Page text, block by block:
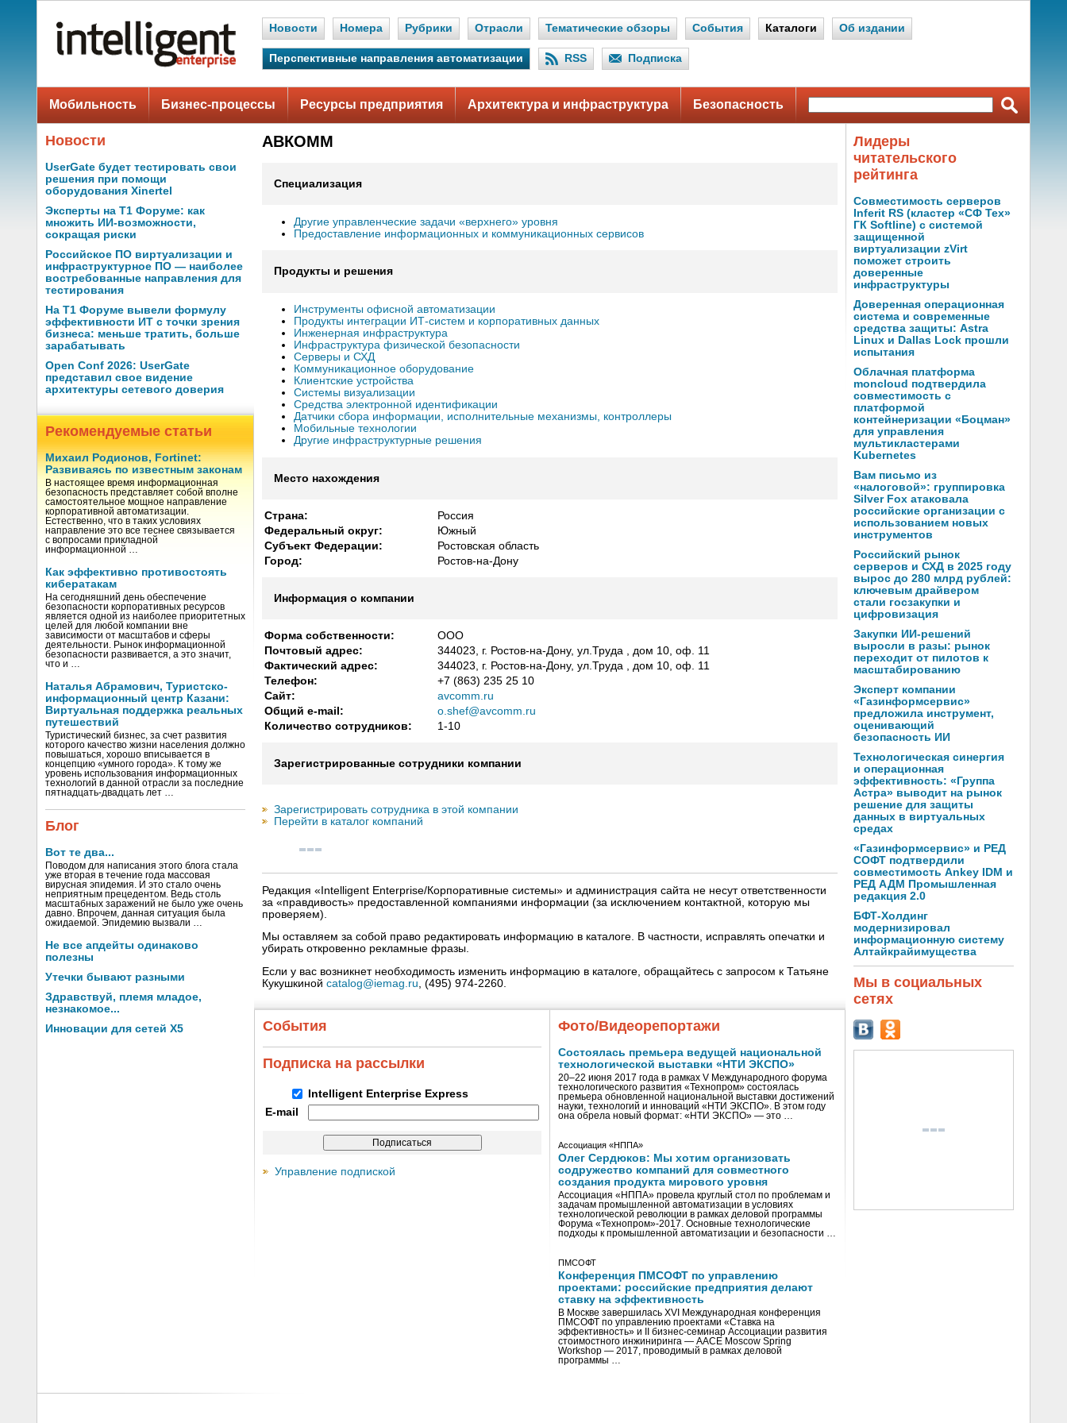
Новости Номера Рубрики Отрасли Тематические обзоры События Каталоги Об издании
Перспективные направления автоматизации RSS Подписка
Мобильность Бизнес-процессы Ресурсы предприятия Архитектура и инфраструктура Безопасность
Новости
UserGate будет тестировать свои
решения при помощи
оборудования Xinertel
Эксперты на Т1 Форуме: как
множить ИИ-возможности,
сокращая риски
Российское ПО виртуализации и
инфраструктурное ПО — наиболее
востребованные направления для
тестирования
На Т1 Форуме вывели формулу
эффективности ИТ с точки зрения
бизнеса: меньше тратить, больше
зарабатывать
Open Conf 2026: UserGate
представил свое видение
архитектуры сетевого доверия
Рекомендуемые статьи
Михаил Родионов, Fortinet:
Развиваясь по известным законам
В настоящее время информационная
безопасность представляет собой вполне
самостоятельное мощное направление
корпоративной автоматизации.
Естественно, что в таких условиях
направление это все теснее связывается
с вопросами прикладной
информационной …
Как эффективно противостоять
кибератакам
На сегодняшний день обеспечение
безопасности корпоративных ресурсов
является одной из наиболее приоритетных
целей для любой компании вне
зависимости от масштабов и сферы
деятельности. Рынок информационной
безопасности развивается, а это значит,
что и …
Наталья Абрамович, Туристско-
информационный центр Казани:
Виртуальная поддержка реальных
путешествий
Туристический бизнес, за счет развития
которого качество жизни населения должно
повышаться, хорошо вписывается в
концепцию «умного города». К тому же
уровень использования информационных
технологий в данной отрасли за последние
пятнадцать-двадцать лет …
Блог
Вот те два...
Поводом для написания этого блога стала
уже вторая в течение года массовая
вирусная эпидемия. И это стало очень
неприятным прецедентом. Ведь столь
масштабных заражений не было уже очень
давно. Впрочем, данная ситуация была
ожидаемой. Эпидемию вызвали …
Не все апдейты одинаково
полезны
Утечки бывают разными
Здравствуй, племя младое,
незнакомое...
Инновации для сетей X5
АВКОММ
Специализация
Другие управленческие задачи «верхнего» уровня
Предоставление информационных и коммуникационных сервисов
Продукты и решения
Инструменты офисной автоматизации
Продукты интеграции ИТ-систем и корпоративных данных
Инженерная инфраструктура
Инфраструктура физической безопасности
Серверы и СХД
Коммуникационное оборудование
Клиентские устройства
Системы визуализации
Средства электронной идентификации
Датчики сбора информации, исполнительные механизмы, контроллеры
Мобильные технологии
Другие инфраструктурные решения
Место нахождения
Страна:
Россия
Федеральный округ:
Южный
Субъект Федерации:
Ростовская область
Город:
Ростов-на-Дону
Информация о компании
Форма собственности:
ООО
Почтовый адрес:
344023, г. Ростов-на-Дону, ул.Труда , дом 10, оф. 11
Фактический адрес:
344023, г. Ростов-на-Дону, ул.Труда , дом 10, оф. 11
Телефон:
+7 (863) 235 25 10
Сайт:
avcomm.ru
Общий e-mail:
o.shef@avcomm.ru
Количество сотрудников:
1-10
Зарегистрированные сотрудники компании
Зарегистрировать сотрудника в этой компании
Перейти в каталог компаний
Редакция «Intelligent Enterprise/Корпоративные системы» и администрация сайта не несут ответственности
за «правдивость» предоставленной компаниями информации (за исключением контактной, которую мы
проверяем).
Мы оставляем за собой право редактировать информацию в каталоге. В частности, исправлять опечатки и
убирать откровенно рекламные фразы.
Если у вас возникнет необходимость изменить информацию в каталоге, обращайтесь с запросом к Татьяне
Кукушкиной catalog@iemag.ru , (495) 974-2260.
События
Подписка на рассылки
Intelligent Enterprise Express
E-mail
Управление подпиской
Фото/Видеорепортажи
Состоялась премьера ведущей национальной
технологической выставки «НТИ ЭКСПО»
20–22 июня 2017 года в рамках V Международного форума
технологического развития «Технопром» состоялась
премьера обновленной национальной выставки достижений
науки, технологий и инноваций «НТИ ЭКСПО». В этом году
она обрела новый формат: «НТИ ЭКСПО» — это …
Ассоциация «НППА»
Олег Сердюков: Мы хотим организовать
содружество компаний для совместного
создания продукта мирового уровня
Ассоциация «НППА» провела круглый стол по проблемам и
задачам промышленной автоматизации в условиях
технологической революции в рамках деловой программы
Форума «Технопром»-2017. Основные технологические
подходы к промышленной автоматизации и безопасности …
ПМСОФТ
Конференция ПМСОФТ по управлению
проектами: российские предприятия делают
ставку на эффективность
В Москве завершилась XVI Международная конференция
ПМСОФТ по управлению проектами «Ставка на
эффективность» и II бизнес-семинар Ассоциации развития
стоимостного инжиниринга — AACE Moscow Spring
Workshop — 2017, проводимый в рамках деловой
программы …
Лидеры
читательского
рейтинга
Совместимость серверов
Inferit RS (кластер «СФ Тех»
ГК Softline) с системой
защищенной
виртуализации zVirt
поможет строить
доверенные
инфраструктуры
Доверенная операционная
система и современные
средства защиты: Astra
Linux и Dallas Lock прошли
испытания
Облачная платформа
moncloud подтвердила
совместимость с
платформой
контейнеризации «Боцман»
для управления
мультикластерами
Kubernetes
Вам письмо из
«налоговой»: группировка
Silver Fox атаковала
российские организации с
использованием новых
инструментов
Российский рынок
серверов и СХД в 2025 году
вырос до 280 млрд рублей:
ключевым драйвером
стали госзакупки и
цифровизация
Закупки ИИ-решений
выросли в разы: рынок
переходит от пилотов к
масштабированию
Эксперт компании
«Газинформсервис»
предложила инструмент,
оценивающий
безопасность ИИ
Технологическая синергия
и операционная
эффективность: «Группа
Астра» выводит на рынок
решение для защиты
данных в виртуальных
средах
«Газинформсервис» и РЕД
СОФТ подтвердили
совместимость Ankey IDM и
РЕД АДМ Промышленная
редакция 2.0
БФТ-Холдинг
модернизировал
информационную систему
Алтайкрайимущества
Мы в социальных
сетях